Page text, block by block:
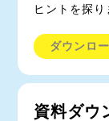
ヒントを探り
ダウンロ
資料ダウ